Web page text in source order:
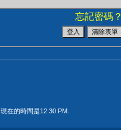
忘記密碼？
在的時間是12:30 PM